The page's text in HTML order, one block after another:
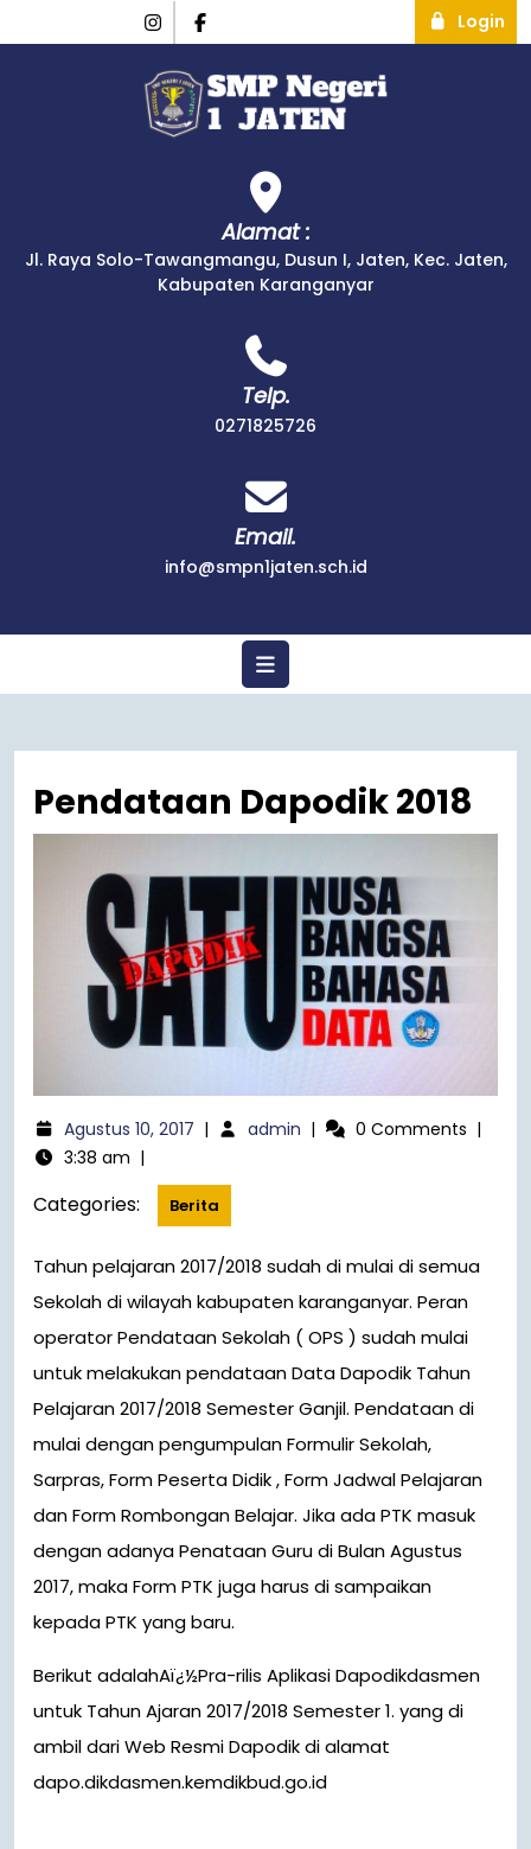
Login
Alamat :
Jl. Raya Solo-Tawangmangu, Dusun I, Jaten, Kec. Jaten,
Kabupaten Karanganyar
Telp.
0271825726
Email.
info@smpn1jaten.sch.id
Pendataan Dapodik 2018
Agustus 10, 2017 | admin | 0 Comments |
3:38 am |
Categories: Berita
Tahun pelajaran 2017/2018 sudah di mulai di semua
Sekolah di wilayah kabupaten karanganyar. Peran
operator Pendataan Sekolah ( OPS ) sudah mulai
untuk melakukan pendataan Data Dapodik Tahun
Pelajaran 2017/2018 Semester Ganjil. Pendataan di
mulai dengan pengumpulan Formulir Sekolah,
Sarpras, Form Peserta Didik , Form Jadwal Pelajaran
dan Form Rombongan Belajar. Jika ada PTK masuk
dengan adanya Penataan Guru di Bulan Agustus
2017, maka Form PTK juga harus di sampaikan
kepada PTK yang baru.
Berikut adalahAï¿½Pra-rilis Aplikasi Dapodikdasmen
untuk Tahun Ajaran 2017/2018 Semester 1. yang di
ambil dari Web Resmi Dapodik di alamat
dapo.dikdasmen.kemdikbud.go.id